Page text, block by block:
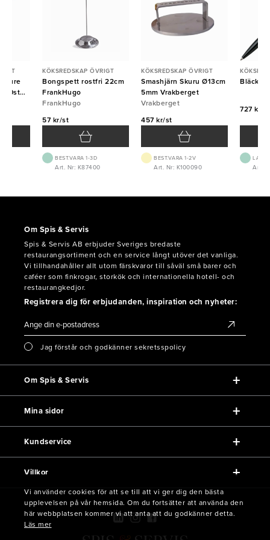
Pure
KÖKSREDSKAP ÖVRIGT
Bongspett rostfri 22cm
FrankHugo
FrankHugo
57 kr/st
BEST.VARA 1-3D
Art. Nr: K87400
KÖKSREDSKAP ÖVRIGT
Smashjärn Skuru Ø13cm
5mm Vrakberget
Vrakberget
457 kr/st
BEST.VARA 1-2V
Art. Nr: K100090
727 kr/
Art.
Om Spis & Servis
Spis & Servis AB erbjuder Sveriges bredaste
restaurangsortiment och en service långt utöver det vanliga.
Vi tillhandahåller allt utom färskvaror till såväl små barer och
caféer som finkrogar, storkök och internationella hotell- och
restaurangkedjor.
Registrera dig för erbjudanden, inspiration och nyheter:
Jag förstår och godkänner sekretsspolicy
Om Spis & Servis
Mina sidor
Kundservice
Villkor
Vi använder cookies för att se till att vi ger dig den bästa
upplevelsen på vår hemsida. Om du fortsätter att använda den
här webbplatsen kommer vi att anta att du godkänner detta.
Läs mer